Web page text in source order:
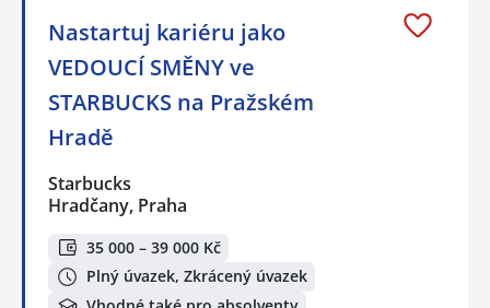
Nastartuj kariéru jako
VEDOUCÍ SMĚNY ve
STARBUCKS na Pražském
Hradě
Starbucks
Hradčany, Praha
35 000 – 39 000 Kč
Plný úvazek, Zkrácený úvazek